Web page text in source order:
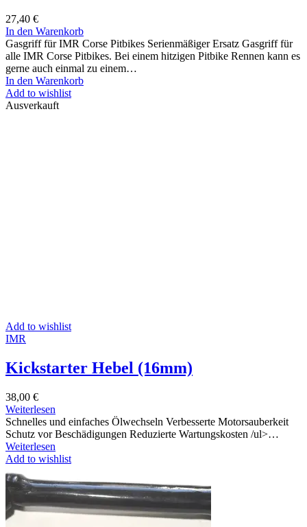
27,40 €
In den Warenkorb
Gasgriff für IMR Corse Pitbikes Serienmäßiger Ersatz Gasgriff für
alle IMR Corse Pitbikes. Bei einem hitzigen Pitbike Rennen kann es
gerne auch einmal zu einem…
In den Warenkorb
Add to wishlist
Ausverkauft
Add to wishlist
IMR
Kickstarter Hebel (16mm)
38,00 €
Weiterlesen
Schnelles und einfaches Ölwechseln Verbesserte Motorsauberkeit
Schutz vor Beschädigungen Reduzierte Wartungskosten /ul>…
Weiterlesen
Add to wishlist